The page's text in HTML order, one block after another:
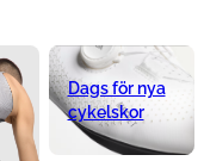
Dags för nya
cykelskor